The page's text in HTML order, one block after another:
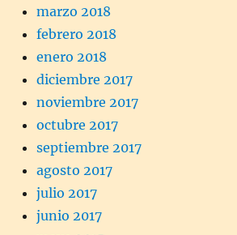
marzo 2018
febrero 2018
enero 2018
diciembre 2017
noviembre 2017
octubre 2017
septiembre 2017
agosto 2017
julio 2017
junio 2017